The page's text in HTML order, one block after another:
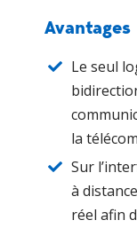
Avantages
Le seul
la
Sur
à
réel afin